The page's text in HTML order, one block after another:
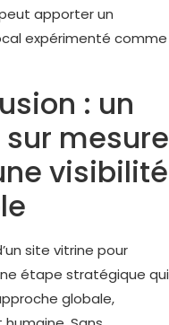
apporter un
expérimenté comme
: un
mesure
visibilité
site vitrine pour
étape stratégique qui
globale,